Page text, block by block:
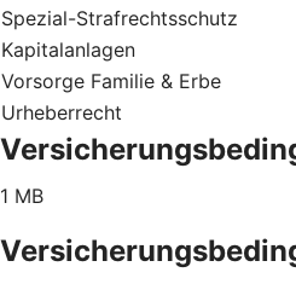
Spezial-Strafrechtsschutz
Kapitalanlagen
Vorsorge Familie & Erbe
Urheberrecht
1 MB